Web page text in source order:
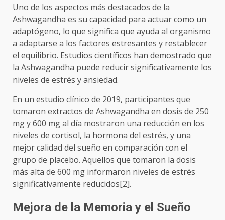
Uno de los aspectos más destacados de la
Ashwagandha es su capacidad para actuar como un
adaptógeno, lo que significa que ayuda al organismo
a adaptarse a los factores estresantes y restablecer
el equilibrio. Estudios científicos han demostrado que
la Ashwagandha puede reducir significativamente los
niveles de estrés y ansiedad.
En un estudio clínico de 2019, participantes que
tomaron extractos de Ashwagandha en dosis de 250
mg y 600 mg al día mostraron una reducción en los
niveles de cortisol, la hormona del estrés, y una
mejor calidad del sueño en comparación con el
grupo de placebo. Aquellos que tomaron la dosis
más alta de 600 mg informaron niveles de estrés
significativamente reducidos[2].
Mejora de la Memoria y el Sueño